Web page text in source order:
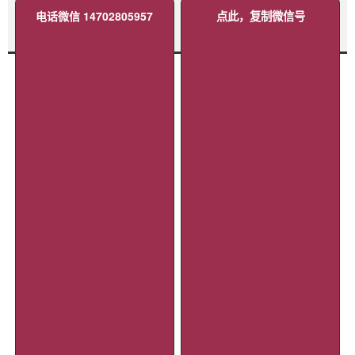
电话微信 14702805957 点此，复制微信号